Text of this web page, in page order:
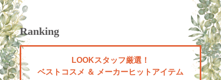
Ranking
LOOKスタッフ厳選！
ベストコスメ ＆ メーカーヒットアイテム